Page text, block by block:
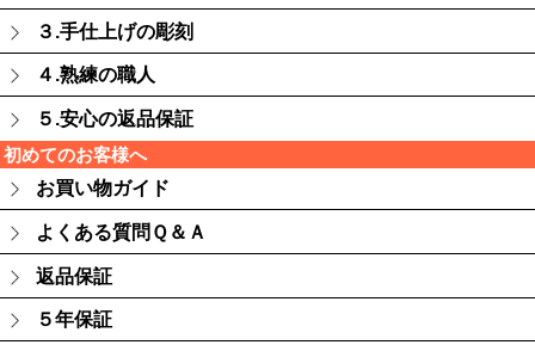
３.手仕上げの彫刻
４.熟練の職人
５.安心の返品保証
初めてのお客様へ
お買い物ガイド
よくある質問Ｑ＆Ａ
返品保証
５年保証